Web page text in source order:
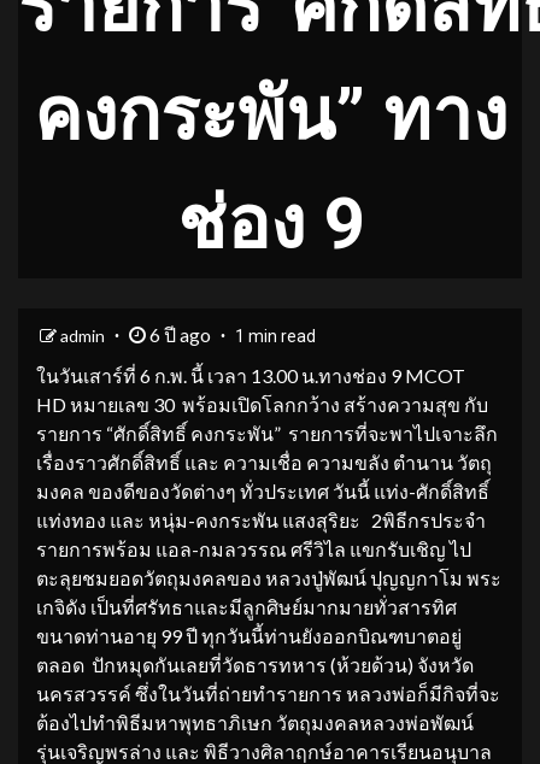
คงกระพัน” ทาง
ช่อง 9
admin 6 ปี ago 1 min read
ในวันเสาร์ที่ 6 ก.พ. นี้ เวลา 13.00 น.ทางช่อง 9 MCOT
HD หมายเลข 30 พร้อมเปิดโลกกว้าง สร้างความสุข กับ
รายการ “ศักดิ์สิทธิ์ คงกระพัน” รายการที่จะพาไปเจาะลึก
เรื่องราวศักดิ์สิทธิ์ และ ความเชื่อ ความขลัง ตำนาน วัตถุ
มงคล ของดีของวัดต่างๆ ทั่วประเทศ วันนี้ แท่ง-ศักดิ์สิทธิ์
แท่งทอง และ หนุ่ม-คงกระพัน แสงสุริยะ 2พิธีกรประจำ
รายการพร้อม แอล-กมลวรรณ ศรีวิไล แขกรับเชิญ ไป
ตะลุยชมยอดวัตถุมงคลของ หลวงปู่พัฒน์ ปุญญกาโม พระ
เกจิดัง เป็นที่ศรัทธาและมีลูกศิษย์มากมายทั่วสารทิศ
ขนาดท่านอายุ 99 ปี ทุกวันนี้ท่านยังออกบิณฑบาตอยู่
ตลอด ปักหมุดกันเลยที่วัดธารทหาร (ห้วยด้วน) จังหวัด
นครสวรรค์ ซึ่งในวันที่ถ่ายทำรายการ หลวงพ่อก็มีกิจที่จะ
ต้องไปทำพิธีมหาพุทธาภิเษก วัตถุมงคลหลวงพ่อพัฒน์
รุ่นเจริญพรล่าง และ พิธีวางศิลาฤกษ์อาคารเรียนอนุบาล